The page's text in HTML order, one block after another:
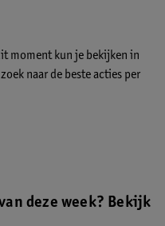
moment kun je bekijken in
naar de beste acties per
deze week? Bekijk